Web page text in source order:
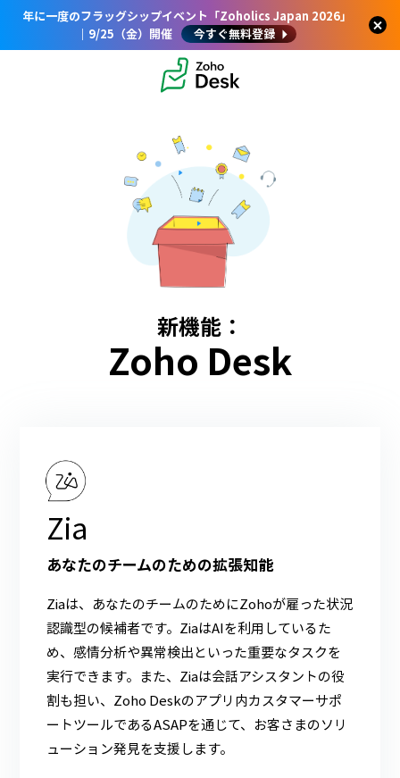
年に一度のフラッグシップイベント「Zoholics Japan 2026」
｜9/25（金）開催
今すぐ無料登録
新機能：
Zoho Desk
Zia
あなたのチームのための拡張知能
Ziaは、あなたのチームのためにZohoが雇った状況
認識型の候補者です。ZiaはAIを利用しているた
め、感情分析や異常検出といった重要なタスクを
実行できます。また、Ziaは会話アシスタントの役
割も担い、Zoho Deskのアプリ内カスタマーサポ
ートツールであるASAPを通じて、お客さまのソリ
ューション発見を支援します。